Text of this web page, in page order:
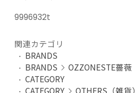
9996932t
関連カテゴリ
BRANDS
BRANDS
OZZONESTE薔薇
CATEGORY
CATEGORY
OTHERS（雑貨）